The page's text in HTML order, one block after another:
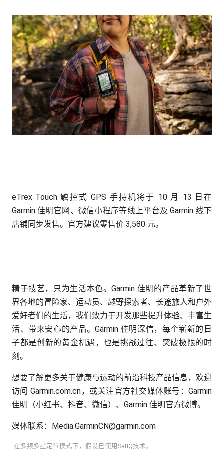
eTrex Touch 触控式 GPS 手持机将于 10 月 13 日在
Garmin 佳明官网、微信小程序等线上平台及 Garmin 线下
店铺同步发售。官方建议零售价 3,580 元。
精于技艺，只为生活本色。Garmin 佳明的产品革新了世
界各地的冒险家、运动员、越野探索者、长途旅人和户外
爱好者们的生活，我们致力于开发那些提升体验、丰富生
活、带来安心的产品。Garmin 佳明深信，每个崭新的日
子都是创新的黄金机遇，也是挑战过往、突破极限的时
刻。
想要了解更多关于健康与运动的前沿科技产品信息，欢迎
访问 Garmin.com.cn，或关注官方社交媒体账号：Garmin
佳明（小红书、抖音、微信）、Garmin 佳明官方微博。
媒体联系：Media.GarminCN@garmin.com
1在多频多星定位模式下，假设已使用SatIQ技术。